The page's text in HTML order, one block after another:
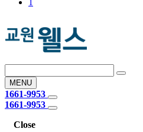
1
MENU
1661-9953
1661-9953
Close